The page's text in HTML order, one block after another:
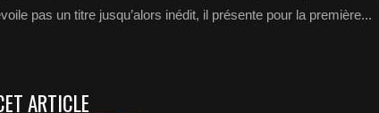
pas un titre jusqu’alors inédit, il présente pour la première...
ARTICLE